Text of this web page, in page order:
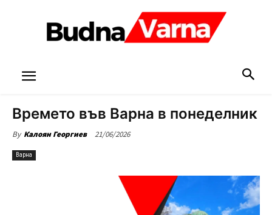
Времето във Варна в понеделник
By Калоян Георгиев 21/06/2026
Варна